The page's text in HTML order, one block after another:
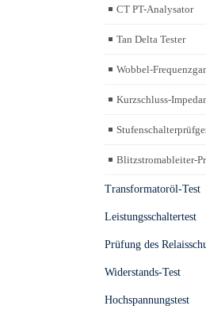
CT PT-Analysator
Tan Delta Tester
Wobbel-
Kurzschluss-
Blitzstromableiter-
Transformatoröl-Test
Leistungsschaltertest
Prüfung des
Widerstands-Test
Hochspannungstest